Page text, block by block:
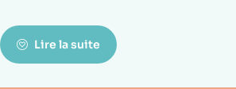
Lire la suite